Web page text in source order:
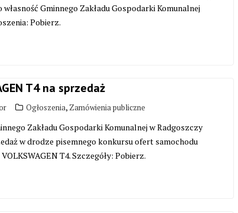
własność Gminnego Zakładu Gospodarki Komunalnej
Pobierz.
T4 na sprzedaż
Ogłoszenia, Zamówienia publiczne
Zakładu Gospodarki Komunalnej w Radgoszczy
w drodze pisemnego konkursu ofert samochodu
T4. Szczegóły: Pobierz.